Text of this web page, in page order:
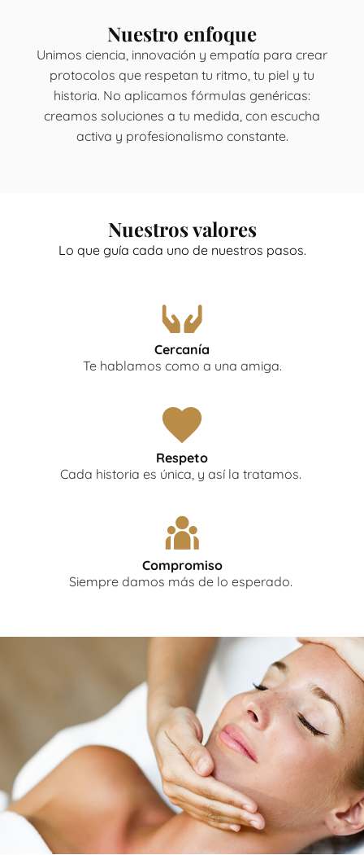
Nuestro enfoque
Unimos ciencia, innovación y empatía para crear
protocolos que respetan tu ritmo, tu piel y tu
historia. No aplicamos fórmulas genéricas:
creamos soluciones a tu medida, con escucha
activa y profesionalismo constante.
Nuestros valores
Lo que guía cada uno de nuestros pasos.
Cercanía
Te hablamos como a una amiga.
Respeto
Cada historia es única, y así la tratamos.
Compromiso
Siempre damos más de lo esperado.